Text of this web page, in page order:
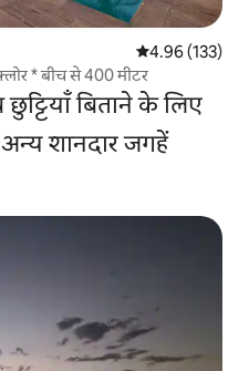
औसत रेटिंग 5 में से
4.96 (133)
* बीच से 400 मीटर
बिताने के लिए
शानदार जगहें